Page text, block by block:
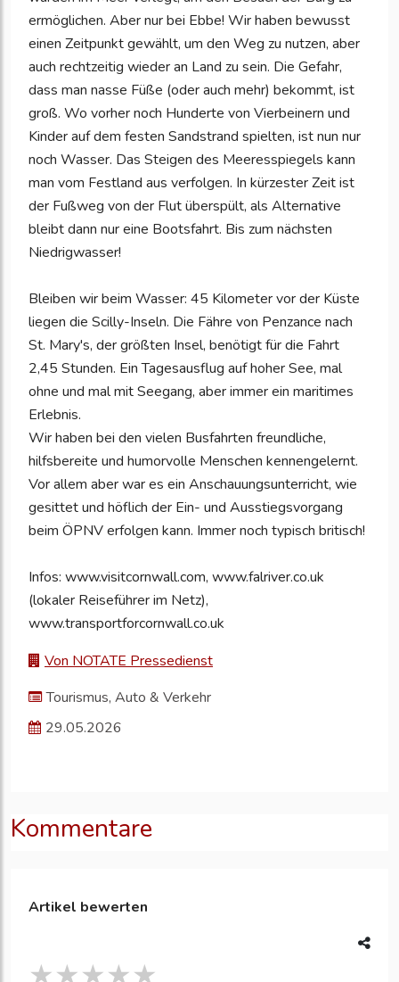
ermöglichen. Aber nur bei Ebbe! Wir haben bewusst
einen Zeitpunkt gewählt, um den Weg zu nutzen, aber
auch rechtzeitig wieder an Land zu sein. Die Gefahr,
dass man nasse Füße (oder auch mehr) bekommt, ist
groß. Wo vorher noch Hunderte von Vierbeinern und
Kinder auf dem festen Sandstrand spielten, ist nun nur
noch Wasser. Das Steigen des Meeresspiegels kann
man vom Festland aus verfolgen. In kürzester Zeit ist
der Fußweg von der Flut überspült, als Alternative
bleibt dann nur eine Bootsfahrt. Bis zum nächsten
Niedrigwasser!
Bleiben wir beim Wasser: 45 Kilometer vor der Küste
liegen die Scilly-Inseln. Die Fähre von Penzance nach
St. Mary's, der größten Insel, benötigt für die Fahrt
2,45 Stunden. Ein Tagesausflug auf hoher See, mal
ohne und mal mit Seegang, aber immer ein maritimes
Erlebnis.
Wir haben bei den vielen Busfahrten freundliche,
hilfsbereite und humorvolle Menschen kennengelernt.
Vor allem aber war es ein Anschauungsunterricht, wie
gesittet und höflich der Ein- und Ausstiegsvorgang
beim ÖPNV erfolgen kann. Immer noch typisch britisch!
Infos: www.visitcornwall.com, www.falriver.co.uk
(lokaler Reiseführer im Netz),
www.transportforcornwall.co.uk
Von NOTATE Pressedienst
Tourismus, Auto & Verkehr
29.05.2026
Kommentare
Artikel bewerten